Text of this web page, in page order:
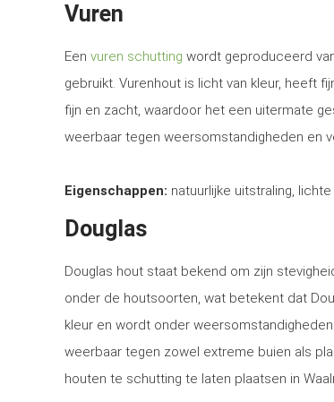
Vuren
Een vuren schutting wordt geproduceerd
gebruikt. Vurenhout is licht van kleur, heeft
fijn en zacht, waardoor het een uitermate
weerbaar tegen weersomstandigheden en
Eigenschappen: natuurlijke uitstraling,
Douglas
Douglas hout staat bekend om zijn
onder de houtsoorten, wat betekent dat
kleur en wordt onder
weerbaar tegen zowel extreme buien als
houten te schutting te laten plaatsen in